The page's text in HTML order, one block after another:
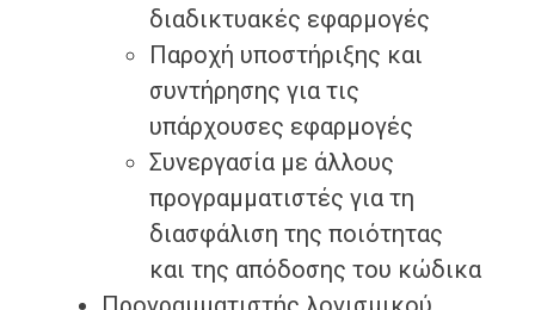
διαδικτυακές εφαρμογές
Παροχή υποστήριξης και
συντήρησης για τις
υπάρχουσες εφαρμογές
Συνεργασία με άλλους
προγραμματιστές για τη
διασφάλιση της ποιότητας
και της απόδοσης του κώδικα